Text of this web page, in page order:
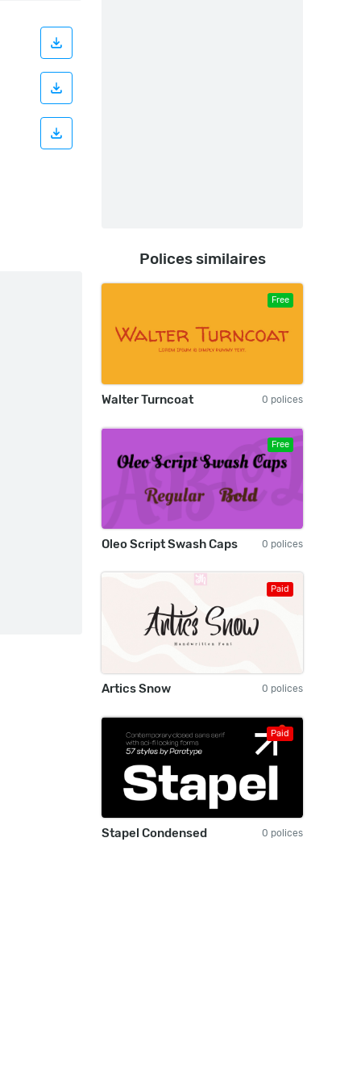
Polices similaires
Free
Walter Turncoat 0 polices
Free
Oleo Script Swash Caps 0 polices
Paid
Artics Snow 0 polices
Paid
Stapel Condensed 0 polices